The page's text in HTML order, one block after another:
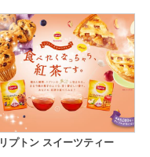
リプトン スイーツティー